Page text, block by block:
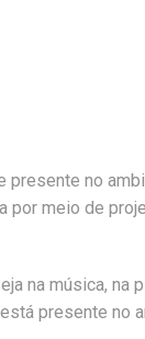
presente no
por meio de
na música, na
presente no